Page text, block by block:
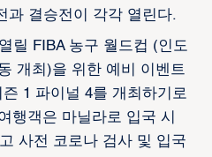
과 결승전이 각각 열린다.
릴 FIBA 농구 월드컵 (인도
개최)을 위한 예비 이벤트
1 파이널 4를 개최하기로
행객은 마닐라로 입국 시
사전 코로나 검사 및 입국